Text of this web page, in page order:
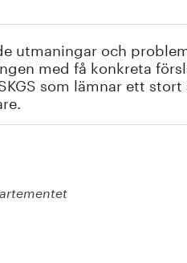
utmaningar och
med få konkreta
som lämnar ett